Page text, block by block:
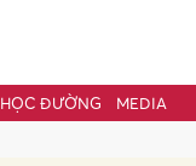
HỌC ĐƯỜNG MEDIA